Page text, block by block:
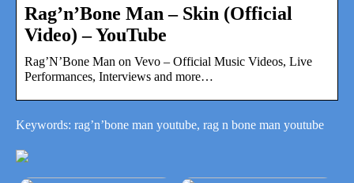
Rag’n’Bone Man – Skin (Official
Video) – YouTube
Rag’N’Bone Man on Vevo – Official Music Videos, Live
Performances, Interviews and more…
Keywords: rag’n’bone man youtube, rag n bone man youtube